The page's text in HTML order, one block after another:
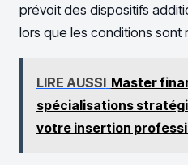
prévoit des dispositifs
lors que les conditions sont
LIRE AUSSI Master
spécialisations
votre insertion